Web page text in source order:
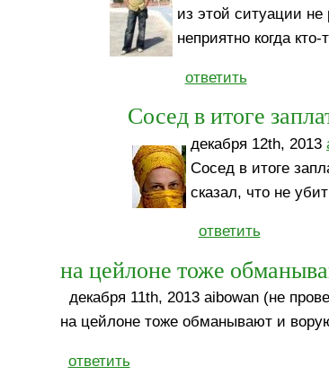
из этой ситуации
неприятно когда
ответить
Сосед в итоге
декабря 12th, 2013
Сосед в итоге
сказал, что не
ответить
на цейлоне тоже
декабря 11th, 2013 aibowan (не
на цейлоне тоже обманывают и
ответить